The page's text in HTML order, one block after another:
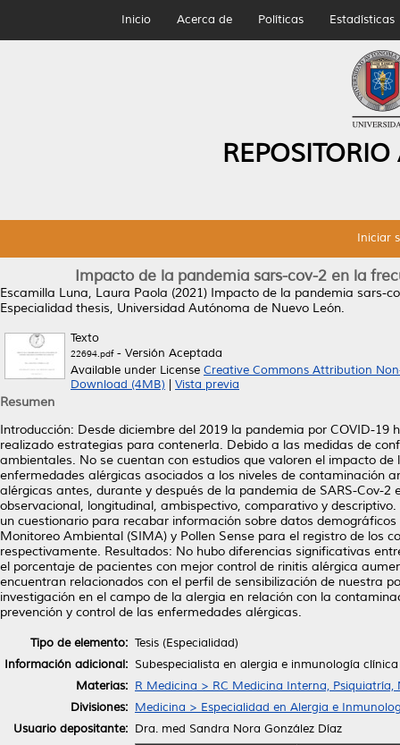
Inicio Acerca de Políticas Estadísticas
Iniciar
Impacto de la pandemia sars-cov-2 en la
Escamilla Luna, Laura Paola (2021) Impacto de la pandemia sars-
Especialidad thesis, Universidad Autónoma de Nuevo León.
Texto
22694.pdf- Versión Aceptada
Available under License Creative Commons Attribution
Download (4MB)
Vista previa
Resumen
Introducción: Desde diciembre del 2019 la pandemia por COVID-
realizado estrategias para contenerla. Debido a las medidas de
ambientales. No se cuentan con estudios que valoren el impacto
enfermedades alérgicas asociados a los niveles de contaminación
alérgicas antes, durante y después de la pandemia de SARS-Cov-
observacional, longitudinal, ambispectivo, comparativo y
un cuestionario para recabar información sobre datos
Monitoreo Ambiental (SIMA) y Pollen Sense para el registro de los
respectivamente. Resultados: No hubo diferencias significativas
el porcentaje de pacientes con mejor control de rinitis alérgica
encuentran relacionados con el perfil de sensibilización de nuestra
investigación en el campo de la alergia en relación con la
prevención y control de las enfermedades alérgicas.
Tipo de elemento: Tesis (Especialidad)
Información adicional: Subespecialista en alergia e inmunología clínica
Materias: R Medicina > RC Medicina Interna, Psiquiatría,
Divisiones: Medicina > Especialidad en Alergia e
Usuario depositante: Dra. med Sandra Nora González Díaz